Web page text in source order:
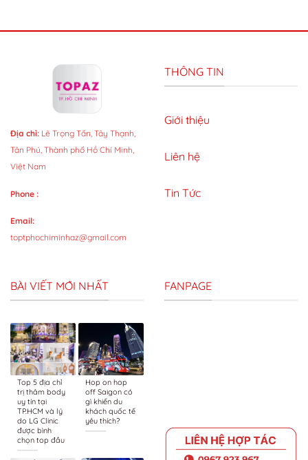
Địa chỉ: Lê Trọng Tấn, Tây Thạnh,
Tân Phú, Thành phố Hồ Chí Minh,
Việt Nam
Phone :
Email:
toptphochiminhaz@gmail.com
THÔNG TIN
Giới thiệu
Liên hệ
Tin Tức
BÀI VIẾT MỚI NHẤT
Top 5 địa chỉ
trị thâm body
uy tín tại
TP.HCM và lý
do LG Clinic
được bình
chọn top đầu
Hop on hop
off Saigon có
gì khiến du
khách quốc tế
yêu thích?
FANPAGE